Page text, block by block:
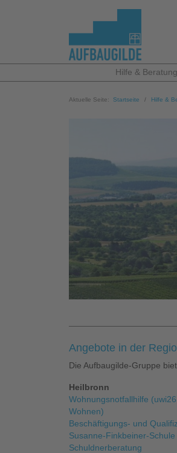
Hilfe & Beratung
Aktuelle Seite: Startseite Hilfe &
Angebote in der
Die Aufbaugilde-Gruppe
Heilbronn
Wohnungsnotfallhilfe
Wohnen)
Beschäftigungs- und
Susanne-Finkbeiner-Schule
Schuldnerberatung